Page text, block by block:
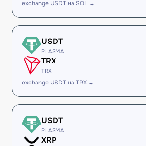
exchange USDT на SOL →
USDT
PLASMA
TRX
TRX
exchange USDT на TRX →
USDT
PLASMA
XRP